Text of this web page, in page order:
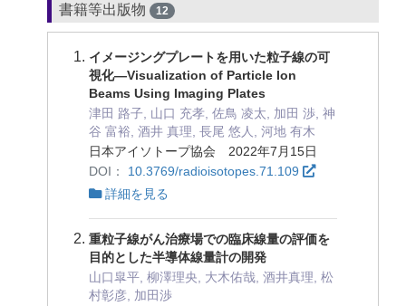
書籍等出版物 12
イメージングプレートを用いた粒子線の可
視化—Visualization of Particle Ion
Beams Using Imaging Plates
津田 路子, 山口 充孝, 佐鳥 凌太, 加田 渉, 神
谷 富裕, 酒井 真理, 長尾 悠人, 河地 有木
日本アイソトープ協会 2022年7月15日
DOI：
10.3769/radioisotopes.71.109
詳細を見る
重粒子線がん治療場での臨床線量の評価を
目的とした半導体線量計の開発
山口皐平, 柳澤理央, 大木佑哉, 酒井真理, 松
村彰彦, 加田渉